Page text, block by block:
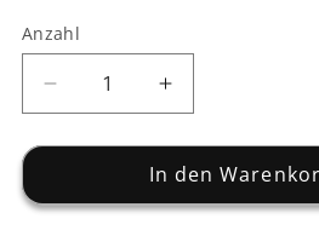
Anzahl
Verringere
die
Menge
Bambusente
Erhöhe
die
Menge
für
Bambusente
In den